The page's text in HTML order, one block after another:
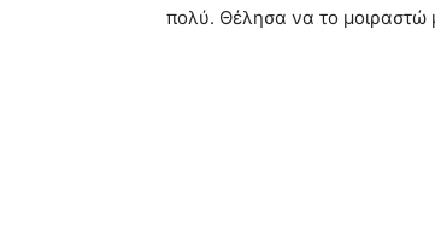
πολύ. Θέλησα να το μοιραστώ